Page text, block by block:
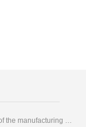
Development, design, production and sales in one of the manufacturing enterprises